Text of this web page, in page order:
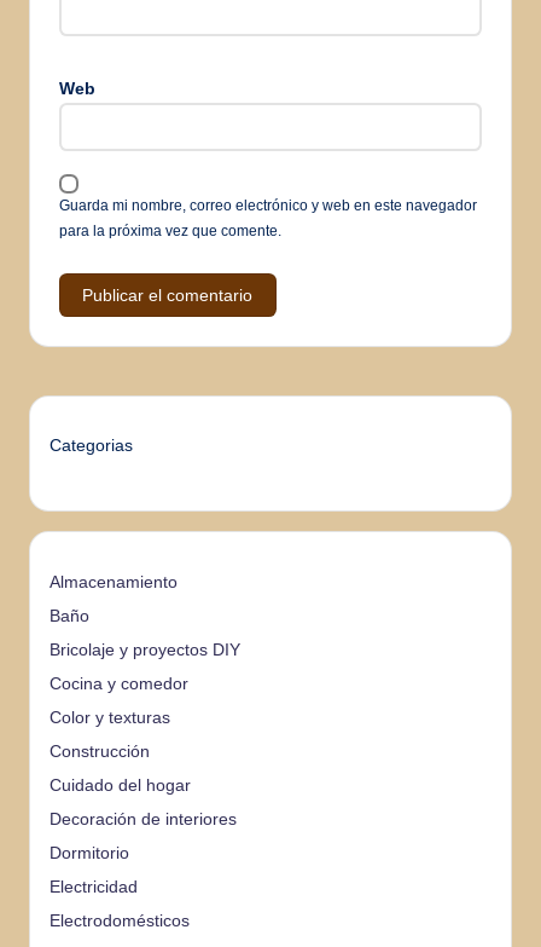
Web
Guarda mi nombre, correo electrónico y web en este navegador
para la próxima vez que comente.
Categorias
Almacenamiento
Baño
Bricolaje y proyectos DIY
Cocina y comedor
Color y texturas
Construcción
Cuidado del hogar
Decoración de interiores
Dormitorio
Electricidad
Electrodomésticos